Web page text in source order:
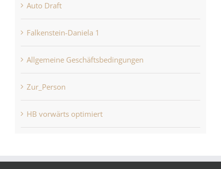
Auto Draft
Falkenstein-Daniela 1
Allgemeine Geschäftsbedingungen
Zur_Person
HB vorwärts optimiert